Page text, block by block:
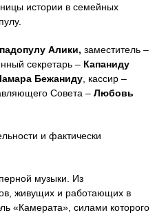
истории в семейных
Алики, заместитель –
секретарь – Капаниду
Бежаниду , кассир –
Совета – Любовь
и фактически
музыки. Из
живущих и работающих в
«Камерата», силами которого